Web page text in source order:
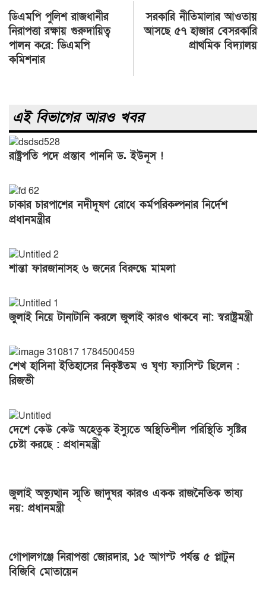
Post
navigation
ডিএমপি পুলিশ রাজধানীর
নিরাপত্তা রক্ষায় গুরুদায়িত্ব
পালন করে: ডিএমপি
কমিশনার
সরকারি নীতিমালার আওতায়
আসছে ৫৭ হাজার বেসরকারি
প্রাথমিক বিদ্যালয়
এই বিভাগের আরও খবর
রাষ্ট্রপতি পদে প্রস্তাব পাননি ড. ইউনূস !
ঢাকার চারপাশের নদীদূষণ রোধে কর্মপরিকল্পনার নির্দেশ
প্রধানমন্ত্রীর
শান্তা ফারজানাসহ ৬ জনের বিরুদ্ধে মামলা
জুলাই নিয়ে টানাটানি করলে জুলাই কারও থাকবে না: স্বরাষ্ট্রমন্ত্রী
শেখ হাসিনা ইতিহাসের নিকৃষ্টতম ও ঘৃণ্য ফ্যাসিস্ট ছিলেন :
রিজভী
দেশে কেউ কেউ অহেতুক ইস্যুতে অস্থিতিশীল পরিস্থিতি সৃষ্টির
চেষ্টা করছে : প্রধানমন্ত্রী
জুলাই অভ্যুত্থান স্মৃতি জাদুঘর কারও একক রাজনৈতিক ভাষ্য
নয়: প্রধানমন্ত্রী
গোপালগঞ্জে নিরাপত্তা জোরদার, ১৫ আগস্ট পর্যন্ত ৫ প্লাটুন
বিজিবি মোতায়েন